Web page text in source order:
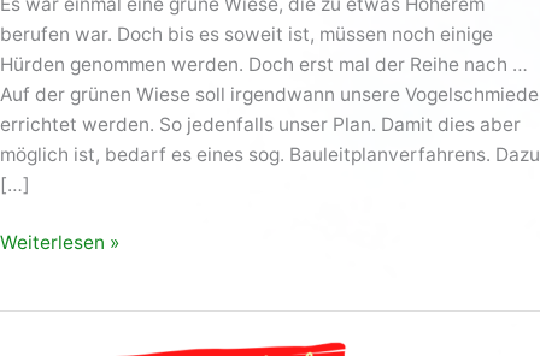
berufen war. Doch bis es soweit ist, müssen noch einige
Hürden genommen werden. Doch erst mal der Reihe nach …
Auf der grünen Wiese soll irgendwann unsere Vogelschmiede
errichtet werden. So jedenfalls unser Plan. Damit dies aber
möglich ist, bedarf es eines sog. Bauleitplanverfahrens. Dazu
[…]
Weiterlesen »